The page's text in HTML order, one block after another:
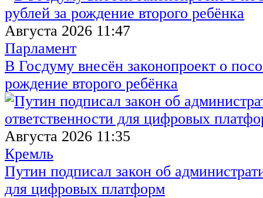
Августа 2026 11:47
Парламент
В Госдуму внесён законопроект о
рождение второго ребёнка
Августа 2026 11:35
Кремль
Путин подписал закон об
для цифровых платформ